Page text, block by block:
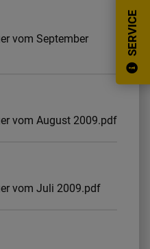
SERVICE
vom September
vom August 2009.pdf
vom Juli 2009.pdf